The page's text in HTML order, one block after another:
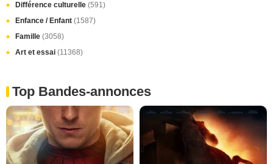
Différence culturelle (591)
Enfance / Enfant (1587)
Famille (3058)
Art et essai (11368)
Top Bandes-annonces